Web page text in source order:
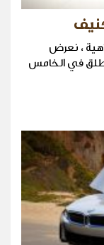
، نعرض
جنيف 2015 الذي انطلق في الخامس